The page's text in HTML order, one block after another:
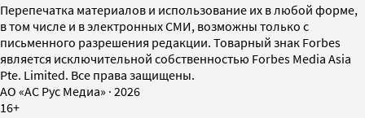
Перепечатка материалов и использование их в любой форме,
в том числе и в электронных СМИ, возможны только с
письменного разрешения редакции. Товарный знак Forbes
является исключительной собственностью Forbes Media Asia
Pte. Limited. Все права защищены.
AO «АС Рус Медиа» · 2026
16+